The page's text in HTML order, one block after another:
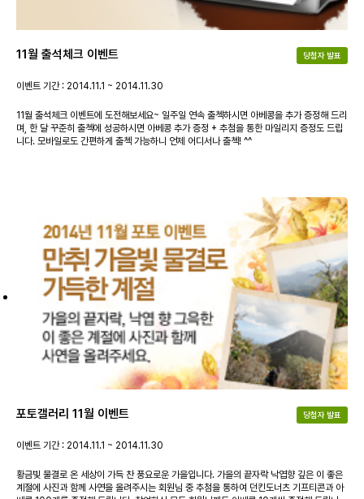
11월 출석체크 이벤트 당첨자 발표
이벤트 기간 : 2014.11.1 ~ 2014.11.30
11월 출석체크 이벤트에 도전해보세요~ 일주일 연속 출첵하시면 아베콩을 추가 증정해 드리
며, 한 달 꾸준히 출첵에 성공하시면 아베콩 추가 증정 + 추첨을 통한 마일리지 증정도 드립
니다. 모바일로도 간편하게 출첵 가능하니 언제 어디서나 출첵! ^^
포토갤러리 11월 이벤트 당첨자 발표
이벤트 기간 : 2014.11.1 ~ 2014.11.30
황금빛 물결로 온 세상이 가득 찬 풍요로운 가을입니다. 가을의 끝자락 낙엽향 깊은 이 좋은
계절에 사진과 함께 사연을 올려주시는 회원님 중 추첨을 통하여 던킨도너츠 기프티콘과 아